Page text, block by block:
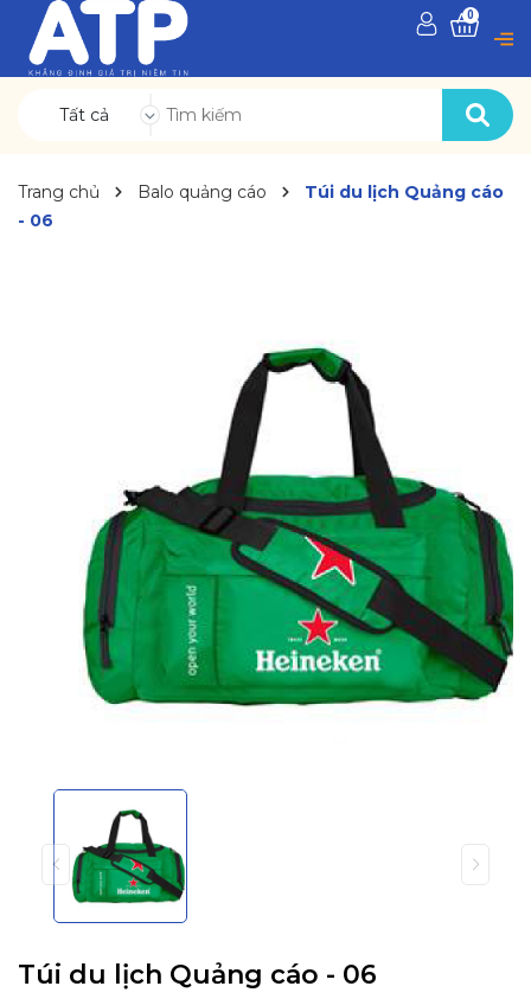
Tất cả
0
Trang chủ Balo quảng cáo
Túi du lịch Quảng cáo
- 06
Túi du lịch Quảng cáo - 06